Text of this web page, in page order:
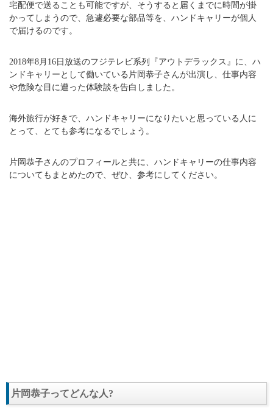
宅配便で送ることも可能ですが、そうすると届くまでに時間が掛
かってしまうので、急遽必要な部品等を、ハンドキャリーが個人
で届けるのです。
2018年8月16日放送のフジテレビ系列『アウトデラックス』に、ハ
ンドキャリーとして働いている片岡恭子さんが出演し、仕事内容
や危険な目に遭った体験談を告白しました。
海外旅行が好きで、ハンドキャリーになりたいと思っている人に
とって、とても参考になるでしょう。
片岡恭子さんのプロフィールと共に、ハンドキャリーの仕事内容
についてもまとめたので、ぜひ、参考にしてください。
片岡恭子ってどんな人?